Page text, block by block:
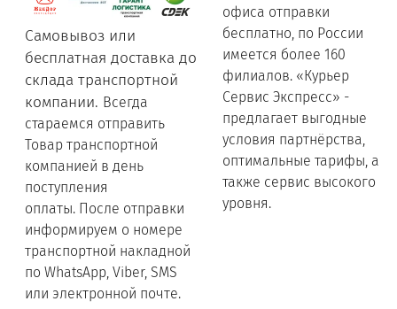
Самовывоз или
бесплатная доставка до
склада транспортной
компании. Всегда
стараемся отправить
Товар транспортной
компанией в день
поступления
оплаты. После отправки
информируем о номере
транспортной накладной
по WhatsApp, Viber, SMS
или электронной почте.
офиса отправки
бесплатно, по России
имеется более 160
филиалов. «Курьер
Сервис Экспресс» -
предлагает выгодные
условия партнёрства,
оптимальные тарифы, а
также сервис высокого
уровня.